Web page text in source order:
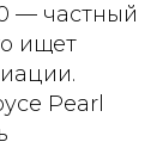
— частный
ищет
Pearl